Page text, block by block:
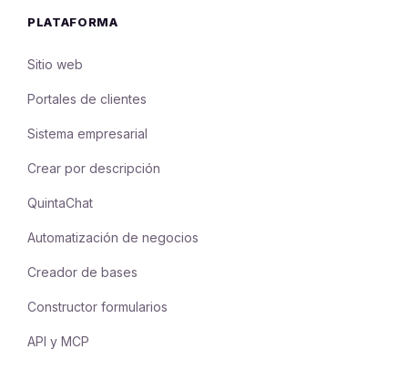
PLATAFORMA
Sitio web
Portales de clientes
Sistema empresarial
Crear por descripción
QuintaChat
Automatización de negocios
Creador de bases
Constructor formularios
API y MCP